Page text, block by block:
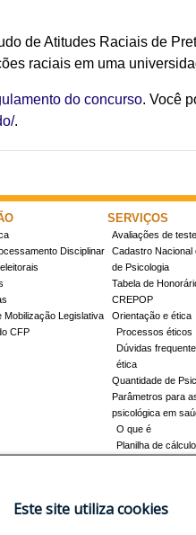
de Atitudes Raciais de
raciais em uma
do concurso. Você
.
Disciplinar
Mobilização Legislativa
CFP
SERVIÇOS
Avaliações de
Cadastro Nacional
de Psicologia
Tabela de
CREPOP
Orientação e ética
Processos éticos
Dúvidas
ética
Quantidade de
Parâmetros para
psicológica em
O que é
Planilha de
Registro de
Este site utiliza cookies